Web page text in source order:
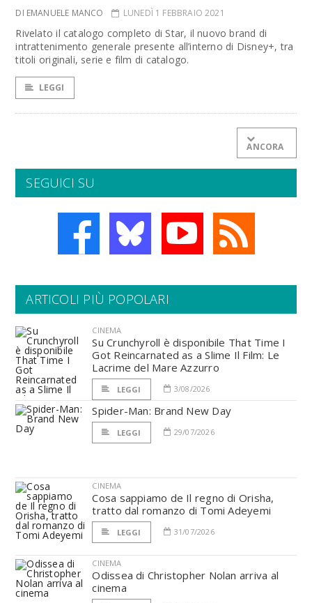
DI EMANUELE MANCO LUNEDÌ 1 FEBBRAIO 2021
Rivelato il catalogo completo di Star, il nuovo brand di
intrattenimento generale presente all’interno di Disney+, tra
titoli originali, serie e film di catalogo.
LEGGI
ANCORA
SEGUICI SU
ARTICOLI PIÙ POPOLARI
CINEMA
Su Crunchyroll è disponibile That Time I
Got Reincarnated as a Slime Il Film: Le
Lacrime del Mare Azzurro
LEGGI 3/08/2026
Spider-Man: Brand New Day
LEGGI 29/07/2026
CINEMA
Cosa sappiamo de Il regno di Orisha,
tratto dal romanzo di Tomi Adeyemi
LEGGI 31/07/2026
CINEMA
Odissea di Christopher Nolan arriva al
cinema